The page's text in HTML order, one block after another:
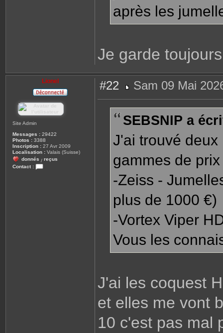
après les
Je garde
Lionel
Site Admin
Messages : 29422
Photos : 3388
Inscription : 27 Avr 2009
Localisation : Valais (Suisse)
donnés / reçus
Contact :
#22
e
a
g
Sam 09 Mai
SEBSNIP a
J'ai trouvé
gammes de prix
-Zeiss -
plus de 1000 €)
-Vortex Viper
Vous les
J'ai les coquest
et elles me vont
10 c'est pas mal